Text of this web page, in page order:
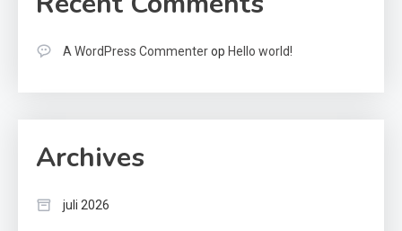
A WordPress Commenterop Hello world!
Archives
juli 2026